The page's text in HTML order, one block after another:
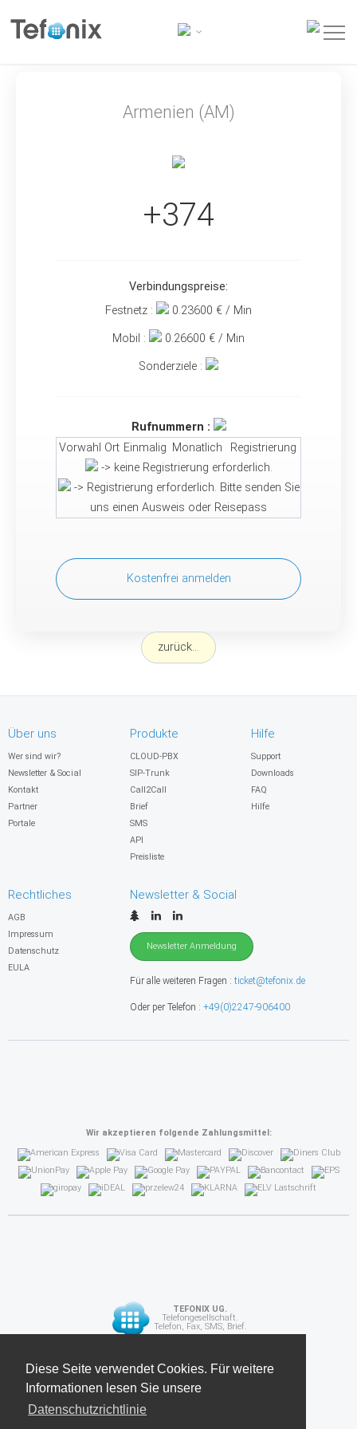
Diese Seite verwendet Cookies. Für weitere
Informationen lesen Sie unsere
Datenschutzrichtlinie
Diese Seite verwendet Cookies. Für weitere
Informationen lesen Sie unsere
Datenschutzrichtlinie
Armenien (AM)
+374
Verbindungspreise:
Festnetz :
0.23600 € / Min
Mobil : 0.26600 € / Min
Sonderziele :
Rufnummern :
Vorwahl Ort Einmalig Monatlich
Registrierung
-> keine Registrierung erforderlich.
-> Registrierung erforderlich. Bitte senden Sie
uns einen Ausweis oder Reisepass
Kostenfrei anmelden
zurück...
Über uns
Wer sind wir?
Newsletter & Social
Kontakt
Partner
Portale
Produkte
CLOUD-PBX
SIP-Trunk
Call2Call
Brief
SMS
API
Preisliste
Hilfe
Support
Downloads
FAQ
Hilfe
Rechtliches
AGB
Impressum
Datenschutz
EULA
Newsletter & Social
Newsletter Anmeldung
Für alle weiteren Fragen : ticket@tefonix.de
Oder per Telefon : +49(0)2247-906400
Wir akzeptieren folgende Zahlungsmittel:
TEFONIX UG.
Telefongesellschaft.
Telefon, Fax, SMS, Brief.
API